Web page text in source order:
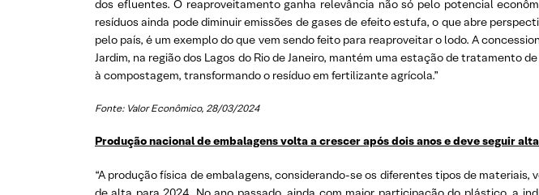
dos efluentes. O reaproveitamento ganha relevância não só pelo potencial
resíduos ainda pode diminuir emissões de gases de efeito estufa, o que abre
pelo país, é um exemplo do que vem sendo feito para reaproveitar o lodo. A
Jardim, na região dos Lagos do Rio de Janeiro, mantém uma estação de
à compostagem, transformando o resíduo em fertilizante agrícola.”
Fonte: Valor Econômico, 28/03/2024
Produção nacional de embalagens volta a crescer após dois anos e deve seguir
“A produção física de embalagens, considerando-se os diferentes tipos de